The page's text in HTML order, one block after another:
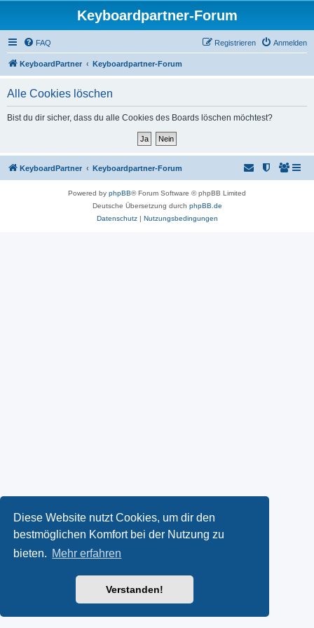
Diese Website nutzt Cookies, um dir den
bestmöglichen Komfort bei der Nutzung zu
bieten. Mehr erfahren
Verstanden!
Keyboardpartner-Forum
FAQ Anmelden
Registrieren
KeyboardPartner Keyboardpartner-Forum
Alle Cookies löschen
Bist du dir sicher, dass du alle Cookies des Boards löschen möchtest?
KeyboardPartner Keyboardpartner-Forum
Powered by phpBB® Forum Software © phpBB Limited
Deutsche Übersetzung durch phpBB.de
Datenschutz| Nutzungsbedingungen